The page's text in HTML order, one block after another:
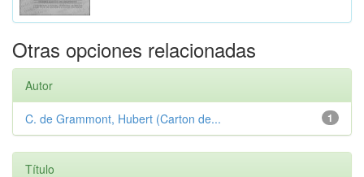
Otras opciones relacionadas
Autor
1
C. de Grammont, Hubert (Carton de...
Título